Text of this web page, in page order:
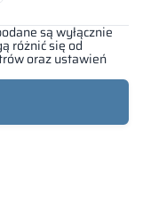
są wyłącznie
różnić się od
oraz ustawień